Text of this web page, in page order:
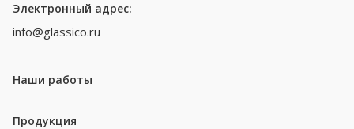
Электронный адрес:
info@glassico.ru
Наши работы
Продукция